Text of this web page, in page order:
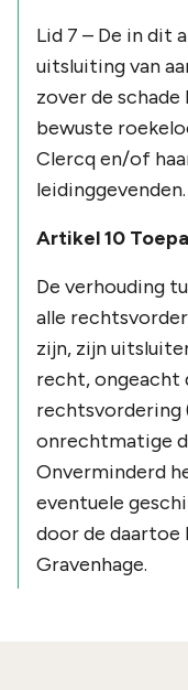
Lid 7 – De in dit
uitsluiting van
zover de
bewuste
Clercq en/of
leidinggevenden.
Artikel 10
De verhouding
alle
zijn, zijn
recht, ongeacht
onrechtmatige
Onverminderd
eventuele
door de daartoe
Gravenhage.